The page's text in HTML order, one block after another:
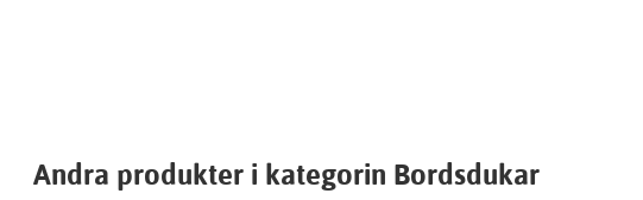
Andra produkter i kategorin Bordsdukar